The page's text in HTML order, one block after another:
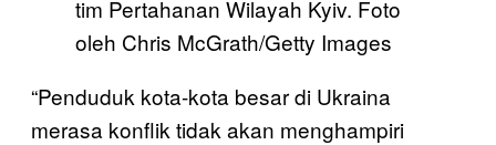
tim Pertahanan Wilayah Kyiv. Foto
oleh Chris McGrath/Getty Images
“Penduduk kota-kota besar di Ukraina
merasa konflik tidak akan menghampiri